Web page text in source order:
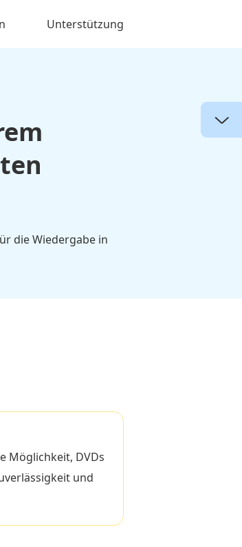
Unterstützung
die Wiedergabe in
Möglichkeit, DVDs
und